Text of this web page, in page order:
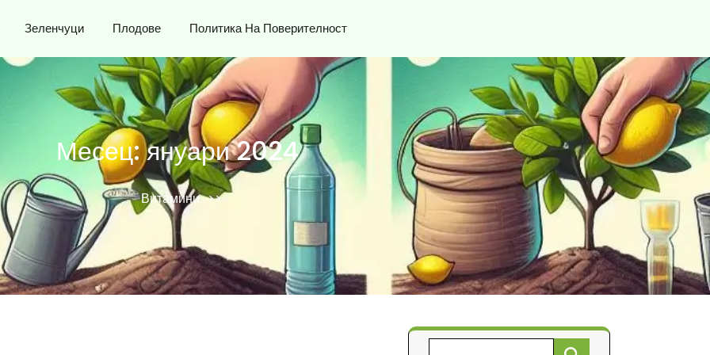
Зеленчуци Плодове Политика На Поверителност
Месец:януари 2024
Витамини >>